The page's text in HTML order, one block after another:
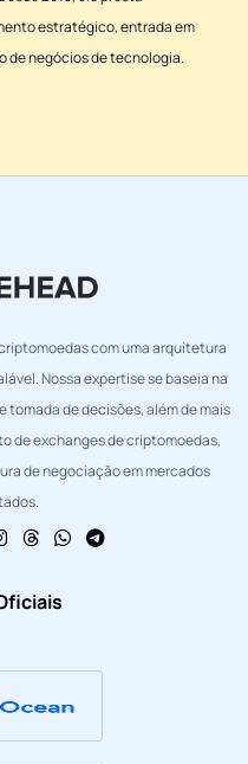
estratégico, entrada em
de negócios de tecnologia.
com uma arquitetura
Nossa expertise se baseia na
tomada de decisões, além de mais
de exchanges de criptomoedas,
de negociação em mercados